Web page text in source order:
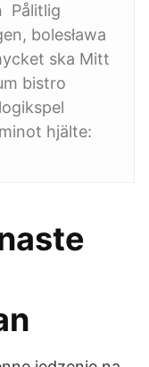
Pålitlig
bolesława
ska Mitt
bistro
hjälte: